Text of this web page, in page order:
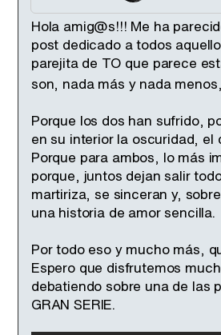
Hola amig@s!!! Me ha
post dedicado a todos
parejita de TO que parece
son, nada más y nada
Porque los dos han sufrido,
en su interior la oscuridad, el
Porque para ambos, lo más
porque, juntos dejan salir
martiriza, se sinceran y,
una historia de amor sencilla.
Por todo eso y mucho más,
Espero que disfrutemos
debatiendo sobre una de las
GRAN SERIE.